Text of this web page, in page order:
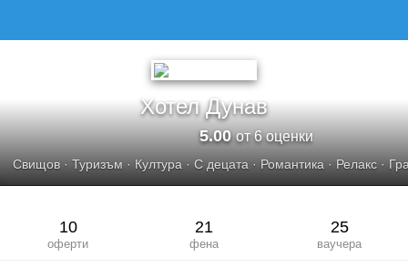
Хотел Дунав
5.00от 6 оценки
Свищов· Туризъм · Култура · С децата · Романтика · Релакс ·
10
оферти
21
фена
25
ваучера